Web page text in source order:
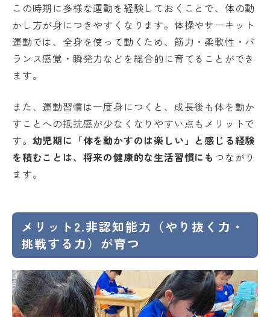
この時期に多様な運動を経験しておくことで、体の動
かし方が身につきやすくなります。体操やサーキット
運動では、全身を使って動くため、筋力・柔軟性・バ
ランス感覚・瞬発力などを総合的に育てることができ
ます。
また、運動習慣は一度身につくと、成長後も体を動か
すことへの抵抗感が少なくなりやすい点もメリットで
す。 幼児期に「体を動かすのは楽しい」と感じる経験
を積むことは、将来の健康的な生活習慣にも つながり
ます。
メリット2.非認知能力（やり抜く力・
挑戦する力）が育つ